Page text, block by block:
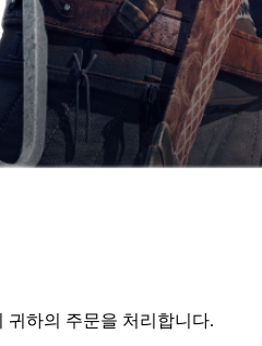
귀하의 주문을 처리합니다.